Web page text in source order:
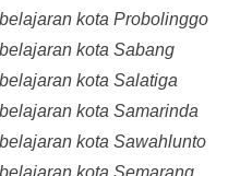
kota Probolinggo
kota Sabang
kota Salatiga
kota Samarinda
kota Sawahlunto